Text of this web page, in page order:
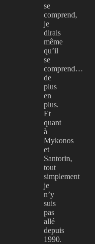
se
comprend,
je
dirais
même
qu’il
se
comprend…
de
plus
en
plus.
Et
quant
à
Mykonos
et
Santorin,
tout
simplement
je
n’y
suis
pas
allé
depuis
1990.